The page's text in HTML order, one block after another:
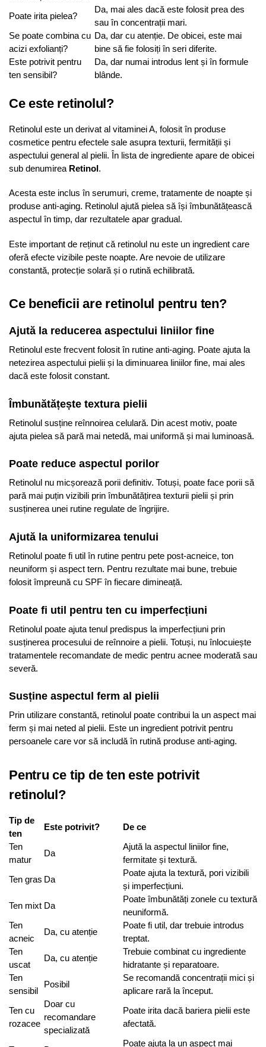
Poate irita pielea?
Da, mai ales dacă este folosit prea des
sau în concentrații mari.
Se poate combina cu
acizi exfolianți?
Da, dar cu atenție. De obicei, este mai
bine să fie folosiți în seri diferite.
Este potrivit pentru
ten sensibil?
Da, dar numai introdus lent și în formule
blânde.
Ce este retinolul?
Retinolul este un derivat al vitaminei A, folosit în produse
cosmetice pentru efectele sale asupra texturii, fermității și
aspectului general al pielii. În lista de ingrediente apare de obicei
sub denumirea Retinol.
Acesta este inclus în serumuri, creme, tratamente de noapte și
produse anti-aging. Retinolul ajută pielea să își îmbunătățească
aspectul în timp, dar rezultatele apar gradual.
Este important de reținut că retinolul nu este un ingredient care
oferă efecte vizibile peste noapte. Are nevoie de utilizare
constantă, protecție solară și o rutină echilibrată.
Ce beneficii are retinolul pentru ten?
Ajută la reducerea aspectului liniilor fine
Retinolul este frecvent folosit în rutine anti-aging. Poate ajuta la
netezirea aspectului pielii și la diminuarea liniilor fine, mai ales
dacă este folosit constant.
Îmbunătățește textura pielii
Retinolul susține reînnoirea celulară. Din acest motiv, poate
ajuta pielea să pară mai netedă, mai uniformă și mai luminoasă.
Poate reduce aspectul porilor
Retinolul nu micșorează porii definitiv. Totuși, poate face porii să
pară mai puțin vizibili prin îmbunătățirea texturii pielii și prin
susținerea unei rutine regulate de îngrijire.
Ajută la uniformizarea tenului
Retinolul poate fi util în rutine pentru pete post-acneice, ton
neuniform și aspect tern. Pentru rezultate mai bune, trebuie
folosit împreună cu SPF în fiecare dimineață.
Poate fi util pentru ten cu imperfecțiuni
Retinolul poate ajuta tenul predispus la imperfecțiuni prin
susținerea procesului de reînnoire a pielii. Totuși, nu înlocuiește
tratamentele recomandate de medic pentru acnee moderată sau
severă.
Susține aspectul ferm al pielii
Prin utilizare constantă, retinolul poate contribui la un aspect mai
ferm și mai neted al pielii. Este un ingredient potrivit pentru
persoanele care vor să includă în rutină produse anti-aging.
Pentru ce tip de ten este potrivit
retinolul?
Tip de
ten
Este potrivit?
De ce
Ten
matur
Da
Ajută la aspectul liniilor fine,
fermitate și textură.
Ten gras Da
Poate ajuta la textură, pori vizibili
și imperfecțiuni.
Ten mixt Da
Poate îmbunătăți zonele cu textură
neuniformă.
Ten
acneic
Da, cu atenție
Poate fi util, dar trebuie introdus
treptat.
Ten
uscat
Da, cu atenție
Trebuie combinat cu ingrediente
hidratante și reparatoare.
Ten
sensibil
Posibil
Se recomandă concentrații mici și
aplicare rară la început.
Ten cu
rozacee
Doar cu
recomandare
specializată
Poate irita dacă bariera pielii este
afectată.
Poate ajuta la un aspect mai